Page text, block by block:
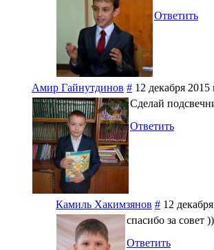
Ответить
Амир Гайнутдинов # 12 декабря 2015
Сделай
Ответить
Камиль Хакимзянов # 12
спасибо за совет
Ответить